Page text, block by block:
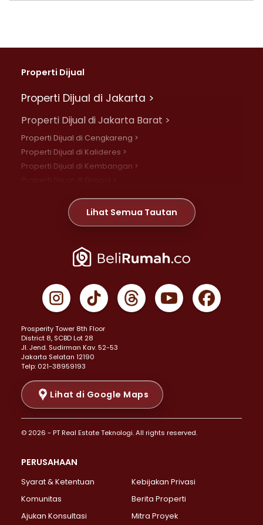
Properti Dijual
Properti Dijual di Jakarta >
Properti Dijual di Jakarta Barat >
Properti Dijual di Cengkareng >
Properti Dijual di Kalideres >
Properti Dijual di Kembangan >
Properti Dijual di Meruya >
Properti Dijual di Jelambar >
Properti Dijual di Jakarta Pusat >
Properti Dijual di Gambir >
Properti Dijual di Johar Baru >
Properti Dijual di Menteng >
Properti Dijual di Senen >
Properti Dijual di Tanah Abang >
Properti Dijual di Cikini >
Properti Dijual di Kramat >
Properti Dijual di Pasar Baru >
Properti Dijual di Bendungan Hilir >
Properti Dijual di Jakarta Selatan >
Properti Dijual di Lebak Bulus >
Properti Dijual di Gandaria Selatan >
Properti Dijual di Pondok Labu >
Lihat Semua Tautan
Prosperity Tower 8th Floor
District 8, SCBD Lot 28
JI. Jend. Sudirman Kav. 52-53
Jakarta Selatan 12190
Telp: 021-38959193
Lihat di Google Maps
© 2026 - PT Real Estate Teknologi. All rights reserved.
PERUSAHAAN
Syarat & Ketentuan
Kebijakan Privasi
Komunitas
Berita Properti
Ajukan Konsultasi
Mitra Proyek